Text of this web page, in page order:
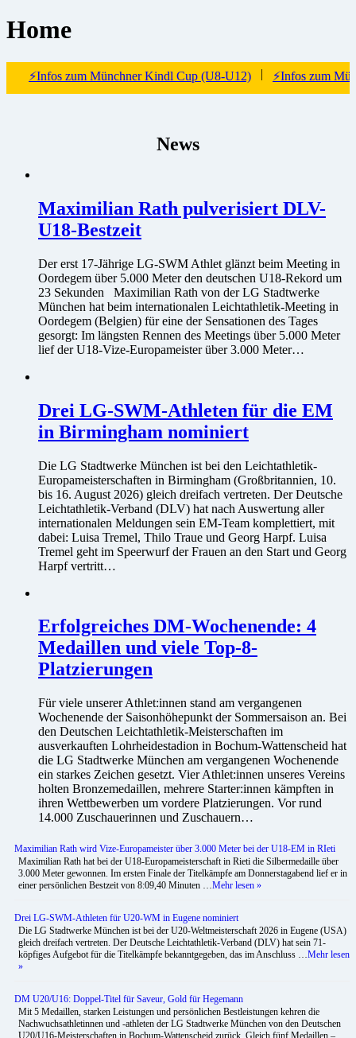
Home
zum Münchner Kindl Cup (U8-U12)|⚡Infos zum Münchner
News
Maximilian Rath pulverisiert DLV-
U18-Bestzeit
Der erst 17-Jährige LG-SWM Athlet glänzt beim Meeting in
Oordegem über 5.000 Meter den deutschen U18-Rekord um
23 Sekunden Maximilian Rath von der LG Stadtwerke
München hat beim internationalen Leichtathletik-Meeting in
Oordegem (Belgien) für eine der Sensationen des Tages
gesorgt: Im längsten Rennen des Meetings über 5.000 Meter
lief der U18-Vize-Europameister über 3.000 Meter…
Drei LG-SWM-Athleten für die EM
in Birmingham nominiert
Die LG Stadtwerke München ist bei den Leichtathletik-
Europameisterschaften in Birmingham (Großbritannien, 10.
bis 16. August 2026) gleich dreifach vertreten. Der Deutsche
Leichtathletik-Verband (DLV) hat nach Auswertung aller
internationalen Meldungen sein EM-Team komplettiert, mit
dabei: Luisa Tremel, Thilo Traue und Georg Harpf. Luisa
Tremel geht im Speerwurf der Frauen an den Start und Georg
Harpf vertritt…
Erfolgreiches DM-Wochenende: 4
Medaillen und viele Top-8-
Platzierungen
Für viele unserer Athlet:innen stand am vergangenen
Wochenende der Saisonhöhepunkt der Sommersaison an. Bei
den Deutschen Leichtathletik-Meisterschaften im
ausverkauften Lohrheidestadion in Bochum-Wattenscheid hat
die LG Stadtwerke München am vergangenen Wochenende
ein starkes Zeichen gesetzt. Vier Athlet:innen unseres Vereins
holten Bronzemedaillen, mehrere Starter:innen kämpften in
ihren Wettbewerben um vordere Platzierungen. Vor rund
14.000 Zuschauerinnen und Zuschauern…
Maximilian Rath wird Vize-Europameister über 3.000 Meter bei der U18-EM in RIeti
Maximilian Rath hat bei der U18-Europameisterschaft in Rieti die Silbermedaille über
3.000 Meter gewonnen. Im ersten Finale der Titelkämpfe am Donnerstagabend lief er in
einer persönlichen Bestzeit von 8:09,40 Minuten …Mehr lesen »
Drei LG-SWM-Athleten für U20-WM in Eugene nominiert
Die LG Stadtwerke München ist bei der U20-Weltmeisterschaft 2026 in Eugene (USA)
gleich dreifach vertreten. Der Deutsche Leichtathletik-Verband (DLV) hat sein 71-
köpfiges Aufgebot für die Titelkämpfe bekanntgegeben, das im Anschluss …Mehr lesen
»
DM U20/U16: Doppel-Titel für Saveur, Gold für Hegemann
Mit 5 Medaillen, starken Leistungen und persönlichen Bestleistungen kehren die
Nachwuchsathletinnen und -athleten der LG Stadtwerke München von den Deutschen